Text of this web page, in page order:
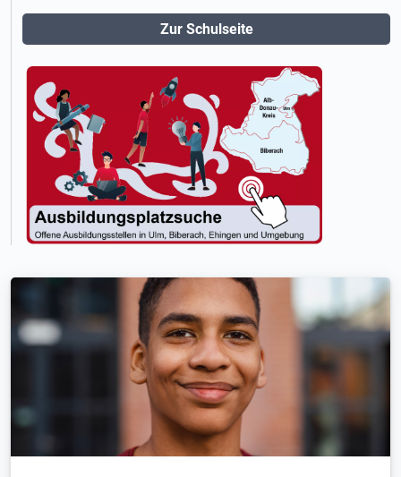
Zur Schulseite